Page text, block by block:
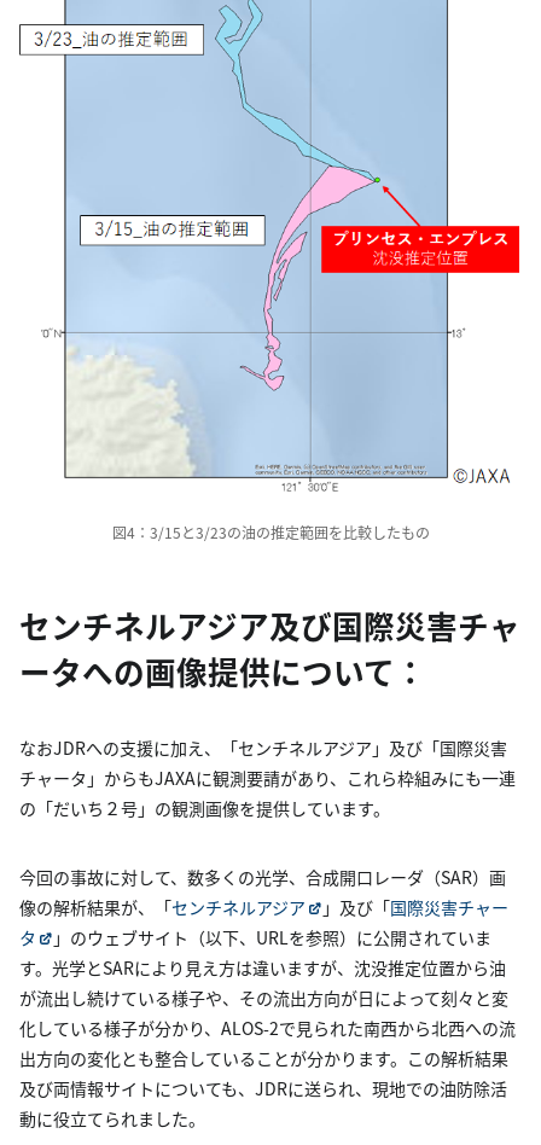
図4：3/15と3/23の油の推定範囲を比較したもの
センチネルアジア及び国際災害チャ
ータへの画像提供について：
なおJDRへの支援に加え、「センチネルアジア」及び「国際災害
チャータ」からもJAXAに観測要請があり、これら枠組みにも一連
の「だいち２号」の観測画像を提供しています。
今回の事故に対して、数多くの光学、合成開口レーダ（SAR）画
像の解析結果が、「センチネルアジア 」及び「国際災害チャー
タ
」のウェブサイト（以下、URLを参照）に公開されていま
す。光学とSARにより見え方は違いますが、沈没推定位置から油
が流出し続けている様子や、その流出方向が日によって刻々と変
化している様子が分かり、ALOS-2で見られた南西から北西への流
出方向の変化とも整合していることが分かります。この解析結果
及び両情報サイトについても、JDRに送られ、現地での油防除活
動に役立てられました。